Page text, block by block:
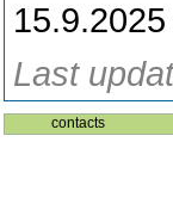
Last
contacts